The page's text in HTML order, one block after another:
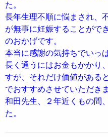
た。
長年生理不順に悩まされ、
が無事に妊娠することがで
のおかげです。
本当に感謝の気持ちでいっ
長く通うにはお金もかかり
すが、それだけ価値がある
でおすすめさせていただきま
和田先生、２年近くもの間
た。